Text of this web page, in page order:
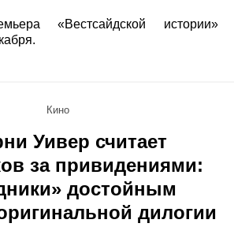
«Вестсайдской истории»
Кино
Уивер считает
за привидениями:
достойным
дилогии